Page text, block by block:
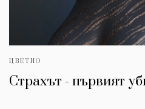
ЦВЕТНО
Страхът - първият